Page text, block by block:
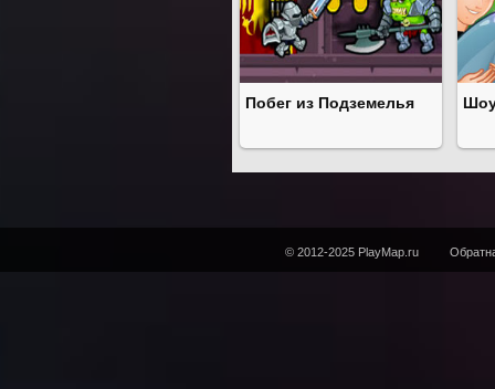
Побег из Подземелья
© 2012-2025 PlayMap.ru